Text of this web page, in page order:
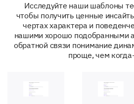
Analyse the situation and come
Rely on your intuition and
On a scale of 1 to 10, rate
Not at all stressful, 10 =
Completing a task with unclear
Исследуйте наши шаблоны
чтобы получить ценные
чертах характера и
нашими хорошо подобранными
обратной связи понимание
проще, чем